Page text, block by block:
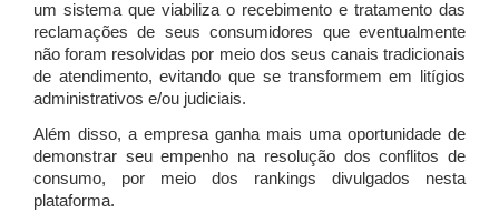
um sistema que viabiliza o recebimento e tratamento das
reclamações de seus consumidores que eventualmente
não foram resolvidas por meio dos seus canais tradicionais
de atendimento, evitando que se transformem em litígios
administrativos e/ou judiciais.
Além disso, a empresa ganha mais uma oportunidade de
demonstrar seu empenho na resolução dos conflitos de
consumo, por meio dos rankings divulgados nesta
plataforma.